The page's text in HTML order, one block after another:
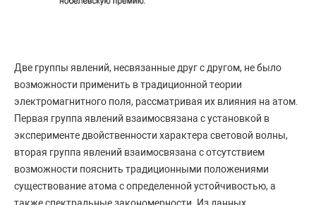
Две группы явлений, несвязанные друг с другом, не было
возможности применить в традиционной теории
электромагнитного поля, рассматривая их влияния на атом.
Первая группа явлений взаимосвязана с установкой в
эксперименте двойственности характера световой волны,
вторая группа явлений взаимосвязана с отсутствием
возможности пояснить традиционными положениями
существование атома с определенной устойчивостью, а
также спектральные закономерности. Из данных